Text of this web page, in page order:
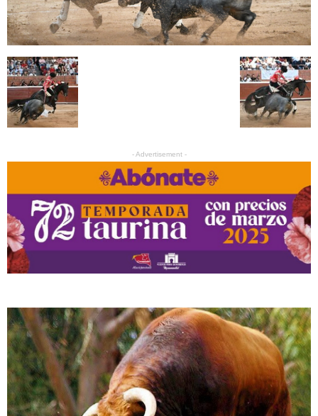
- Advertisement -